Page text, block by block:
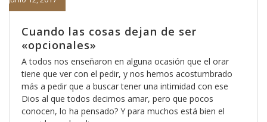
Cuando las cosas dejan de ser
«opcionales»
A todos nos enseñaron en alguna ocasión que el orar
tiene que ver con el pedir, y nos hemos acostumbrado
más a pedir que a buscar tener una intimidad con ese
Dios al que todos decimos amar, pero que pocos
conocen, lo ha pensado? Y para muchos está bien el